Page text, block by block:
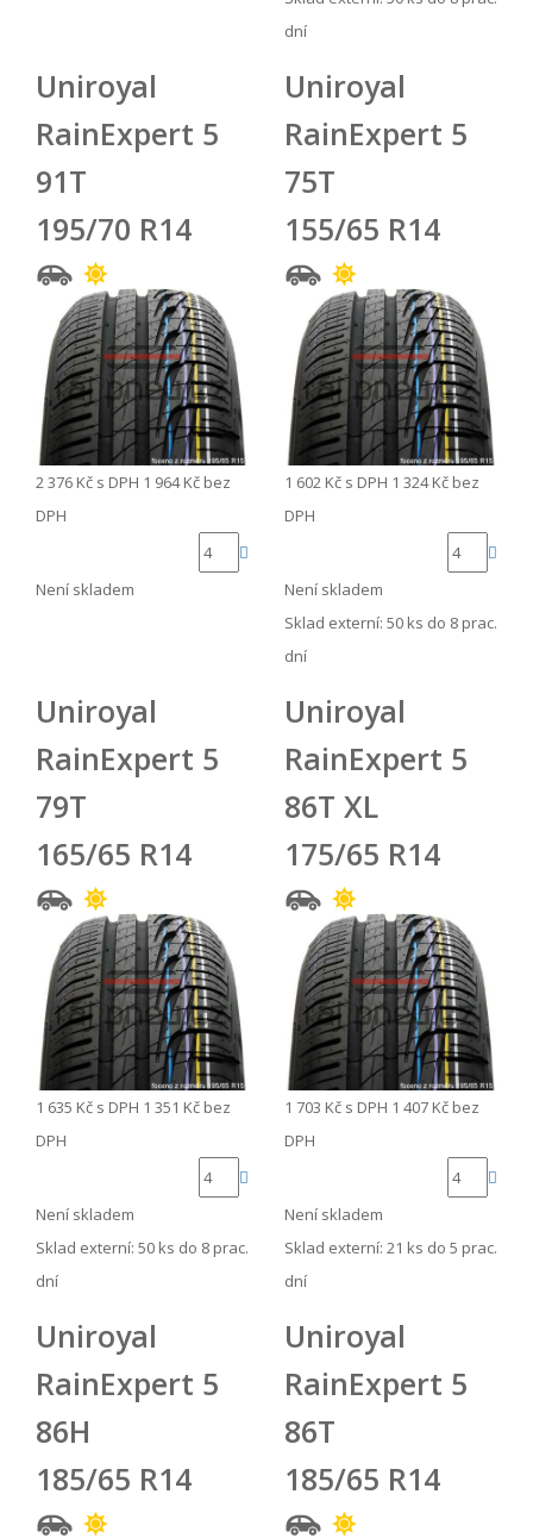
dní
Uniroyal
RainExpert 5
91T
195/70 R14
2 376 Kč s DPH 1 964 Kč bez
DPH
Není skladem
Uniroyal
RainExpert 5
75T
155/65 R14
1 602 Kč s DPH 1 324 Kč bez
DPH
Není skladem
Sklad externí: 50 ks do 8 prac.
dní
Uniroyal
RainExpert 5
79T
165/65 R14
1 635 Kč s DPH 1 351 Kč bez
DPH
Není skladem
Sklad externí: 50 ks do 8 prac.
dní
Uniroyal
RainExpert 5
86T XL
175/65 R14
1 703 Kč s DPH 1 407 Kč bez
DPH
Není skladem
Sklad externí: 21 ks do 5 prac.
dní
Uniroyal
RainExpert 5
86H
185/65 R14
Uniroyal
RainExpert 5
86T
185/65 R14